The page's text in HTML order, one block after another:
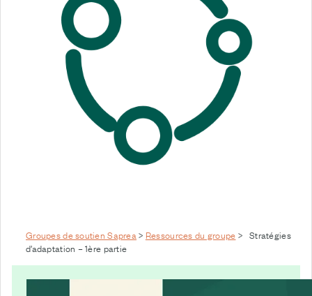
Groupes de soutien Saprea> Ressources du groupe > Stratégies
d’adaptation – 1ère partie